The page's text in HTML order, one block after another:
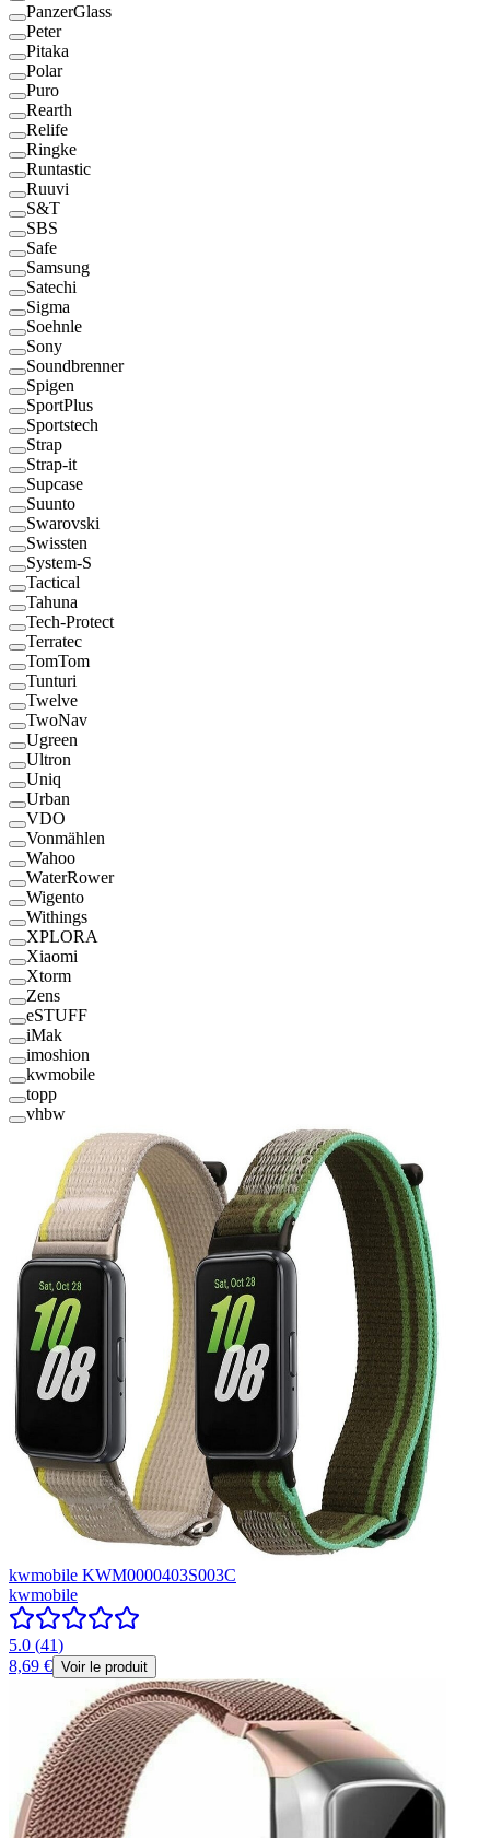
PanzerGlass
Peter
Pitaka
Polar
Puro
Rearth
Relife
Ringke
Runtastic
Ruuvi
S&T
SBS
Safe
Samsung
Satechi
Sigma
Soehnle
Sony
Soundbrenner
Spigen
SportPlus
Sportstech
Strap
Strap-it
Supcase
Suunto
Swarovski
Swissten
System-S
Tactical
Tahuna
Tech-Protect
Terratec
TomTom
Tunturi
Twelve
TwoNav
Ugreen
Ultron
Uniq
Urban
VDO
Vonmählen
Wahoo
WaterRower
Wigento
Withings
XPLORA
Xiaomi
Xtorm
Zens
eSTUFF
iMak
imoshion
kwmobile
topp
vhbw
kwmobile KWM0000403S003C
kwmobile
5.0 (41)
8,69 € Voir le produit